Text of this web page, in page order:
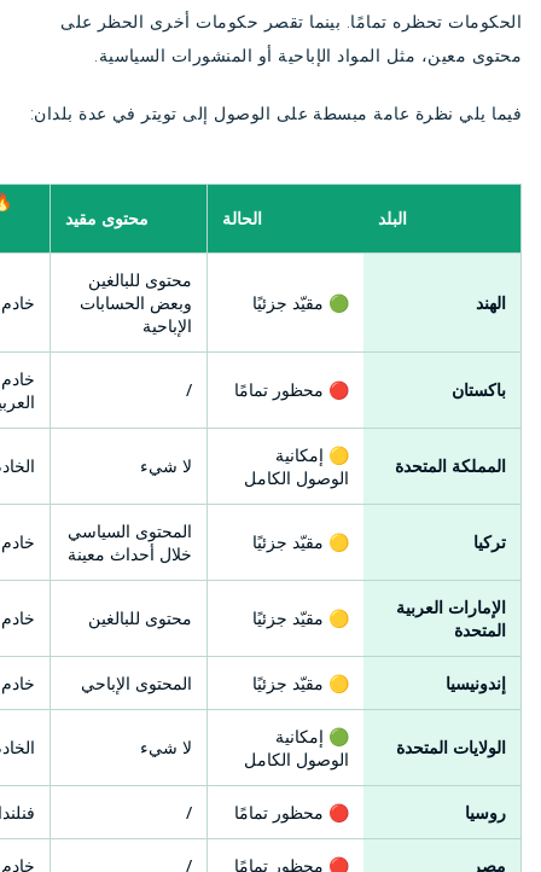
الحكومات تحظره تمامًا. بينما تقصر حكومات أخرى الحظر على
محتوى معين، مثل المواد الإباحية أو المنشورات السياسية.
فيما يلي نظرة عامة مبسطة على الوصول إلى تويتر في عدة بلدان:
البلد الحالة محتوى مقيد
الهند 🟢 مقيّد جزئيًا
محتوى للبالغين
وبعض الحسابات
الإباحية
باكستان 🔴 محظور تمامًا /
المملكة المتحدة
🟡 إمكانية
الوصول الكامل
لا شيء
تركيا 🟡 مقيّد جزئيًا
المحتوى السياسي
خلال أحداث معينة
خادم
الإمارات العربية
المتحدة
🟡 مقيّد جزئيًا محتوى للبالغين خادم
إندونيسيا 🟡 مقيّد جزئيًا المحتوى الإباحي خادم
الولايات المتحدة
🟢 إمكانية
الوصول الكامل
لا شيء
روسيا 🔴 محظور تمامًا /
مصر 🔴 محظور تمامًا /